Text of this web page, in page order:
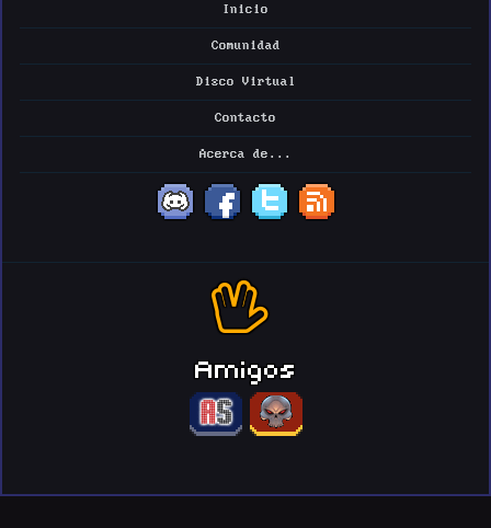
Inicio
Comunidad
Disco Virtual
Contacto
Acerca de...
Amigos